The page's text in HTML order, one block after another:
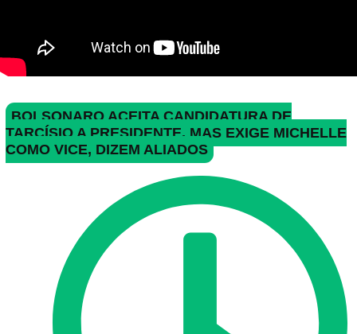
BOLSONARO ACEITA CANDIDATURA DE
TARCÍSIO A PRESIDENTE, MAS EXIGE MICHELLE
COMO VICE, DIZEM ALIADOS